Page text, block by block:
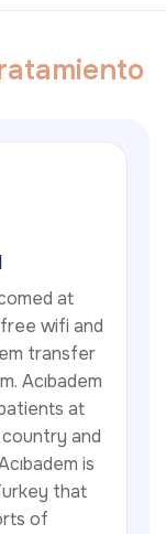
atamiento
at
wifi and
transfer
Acıbadem
at
and
is
that
of